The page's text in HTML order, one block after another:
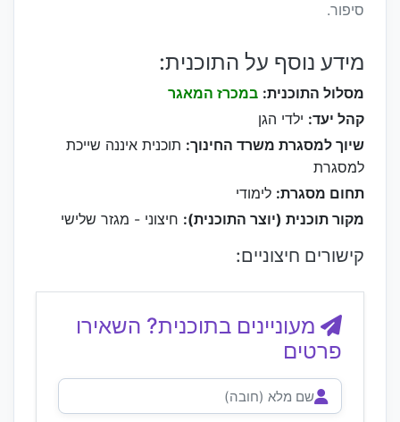
סיפור.
מידע נוסף על התוכנית:
מסלול התוכנית: במכרז המאגר
קהל יעד: ילדי הגן
שיוך למסגרת משרד החינוך: תוכנית איננה שייכת
למסגרת
תחום מסגרת: לימודי
מקור תוכנית (יוצר התוכנית): חיצוני - מגזר שלישי
קישורים חיצוניים:
מעוניינים בתוכנית? השאירו
פרטים